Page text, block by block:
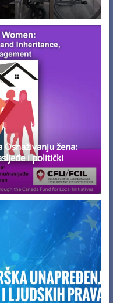
Osnaživanju žena:
i politički